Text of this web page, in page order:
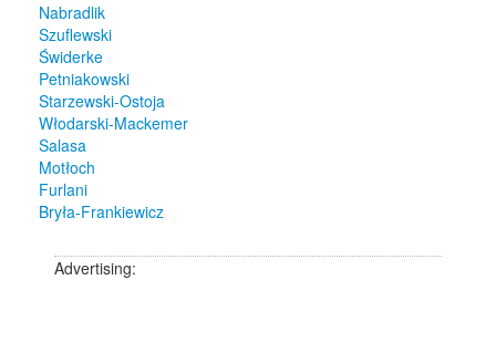
Nabradlik
Szuflewski
Świderke
Petniakowski
Starzewski-Ostoja
Włodarski-Mackemer
Salasa
Motłoch
Furlani
Bryła-Frankiewicz
Advertising: